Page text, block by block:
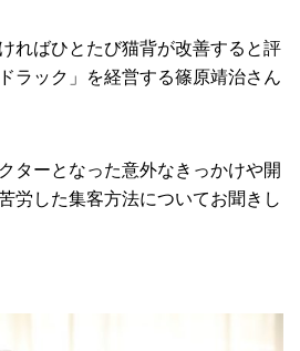
ればひとたび猫背が改善すると評
ラック」を経営する篠原靖治さん
ターとなった意外なきっかけや開
労した集客方法についてお聞きし